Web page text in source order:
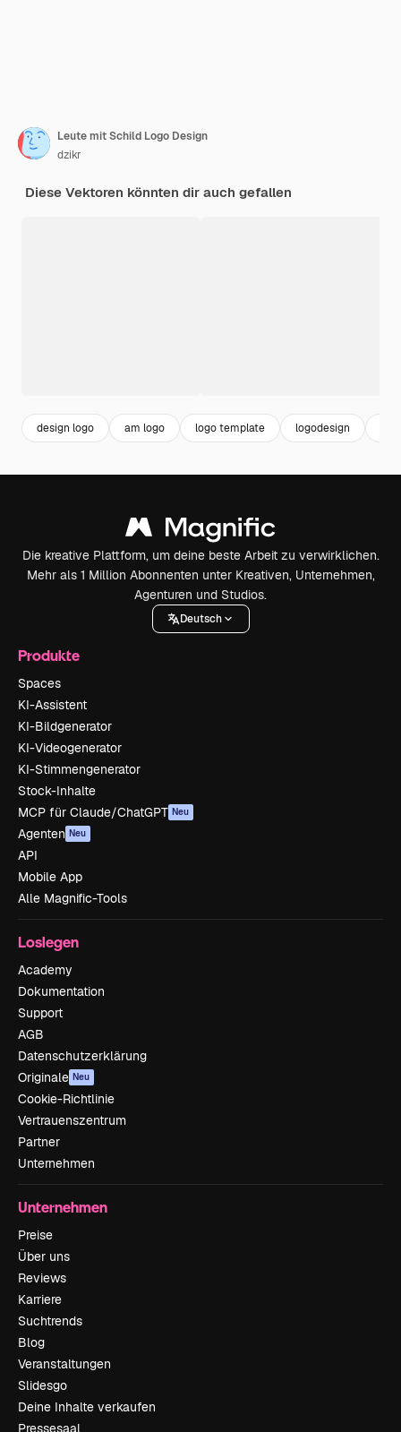
Leute mit Schild Logo Design
dzikr
Diese Vektoren könnten dir auch gefallen
design logo am logo logo template logodesign
Die kreative Plattform, um deine beste Arbeit zu verwirklichen.
Mehr als 1 Million Abonnenten unter Kreativen, Unternehmen,
Agenturen und Studios.
Deutsch
Produkte
Spaces
KI-Assistent
KI-Bildgenerator
KI-Videogenerator
KI-Stimmengenerator
Stock-Inhalte
MCP für Claude/ChatGPT Neu
Agenten Neu
API
Mobile App
Alle Magnific-Tools
Loslegen
Academy
Dokumentation
Support
AGB
Datenschutzerklärung
Originale Neu
Cookie-Richtlinie
Vertrauenszentrum
Partner
Unternehmen
Unternehmen
Preise
Über uns
Reviews
Karriere
Suchtrends
Blog
Veranstaltungen
Slidesgo
Deine Inhalte verkaufen
Pressesaal